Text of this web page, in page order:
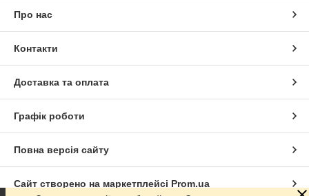
Про нас
Контакти
Доставка та оплата
Графік роботи
Повна версія сайту
Сайт створено на маркетплейсі Prom.ua